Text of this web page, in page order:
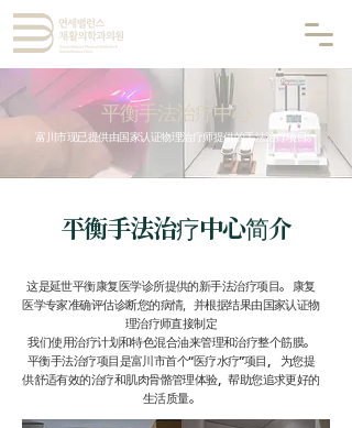
平衡手法治疗中心
富川市现已提供由国家认证物理治疗师提供的手法治疗项目。
平衡手法治疗中心简介
这是延世平衡康复医学诊所提供的新手法治疗项目。 康复
医学专家准确评估诊断您的病情，并根据结果由国家认证物
理治疗师直接制定
我们使用治疗计划和特色混合油来管理和治疗整个筋膜。
平衡手法治疗项目是富川市首个“医疗水疗”项目，
为您提
供舒适有效的治疗和肌肉骨骼管理体验，帮助您追求更好的
生活质量。